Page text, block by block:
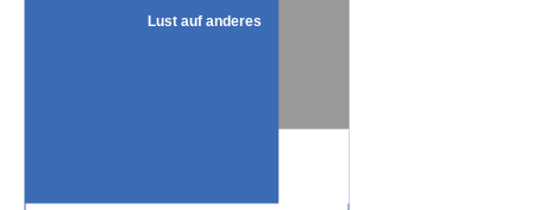
Lust auf anderes